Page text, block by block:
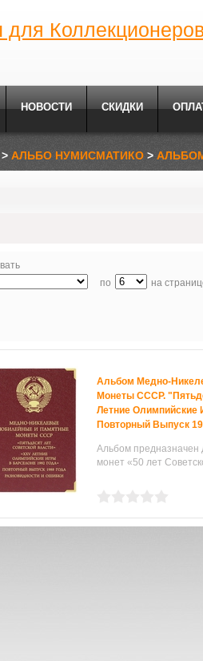
НОВОСТИ СКИДКИ
> АЛЬБО НУМИСМАТИКО >
по
на
Альбом Медно-
Монеты СССР.
Летние Олимпийские
Повторный Выпуск
Альбом
монет «50 лет